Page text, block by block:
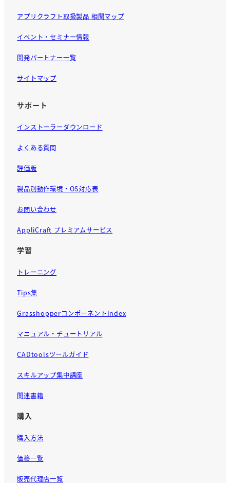
アプリクラフト取扱製品 相関マップ
イベント・セミナー情報
開発パートナー一覧
サイトマップ
サポート
インストーラーダウンロード
よくある質問
評価版
製品別動作環境・OS対応表
お問い合わせ
AppliCraft プレミアムサービス
学習
トレーニング
Tips集
GrasshopperコンポーネントIndex
マニュアル・チュートリアル
CADtoolsツールガイド
スキルアップ集中講座
関連書籍
購入
購入方法
価格一覧
販売代理店一覧